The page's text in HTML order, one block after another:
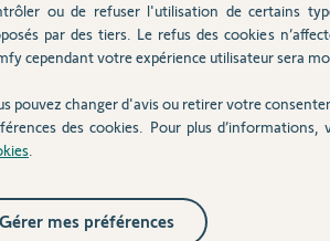
zigbee 3.0 de chez Ali Express.
an
ou de refuser l'utilisation de certains
par des tiers. Le refus des cookies
cependant votre expérience utilisateur sera
pouvez changer d'avis ou retirer votre
des cookies. Pour plus
Gérer mes préférences